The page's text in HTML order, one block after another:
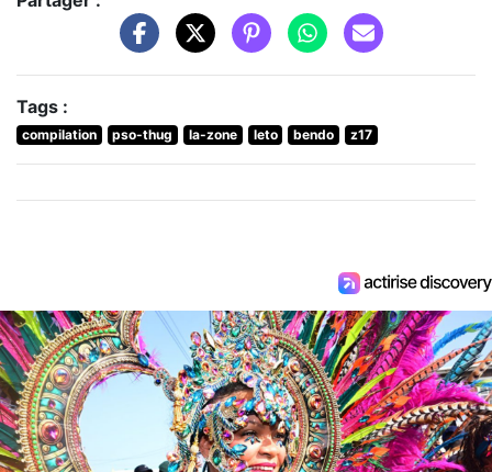
Tags :
compilation pso-thug la-zone leto bendo z17